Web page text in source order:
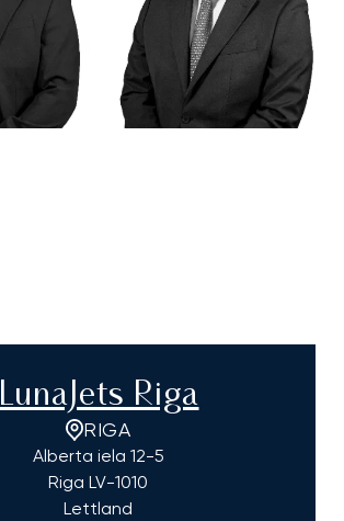
LunaJets Riga
RIGA
Alberta iela 12-5
Riga LV-1010
Lettland